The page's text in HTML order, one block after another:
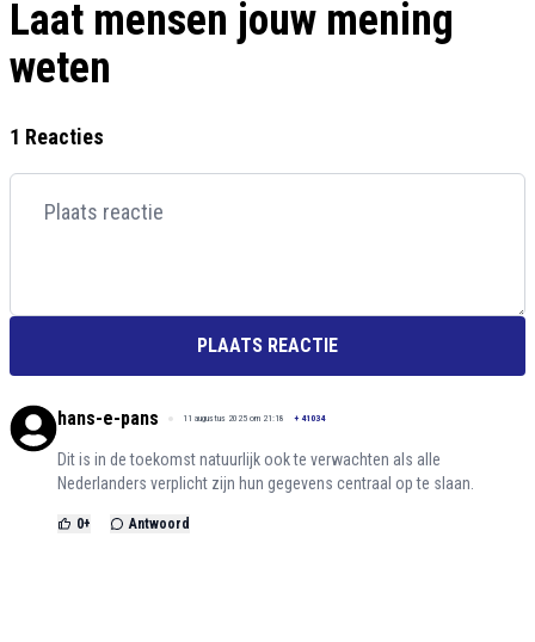
Laat mensen jouw mening
weten
1 Reacties
PLAATS REACTIE
hans-e-pans 11 augustus 2025 om 21:18 + 41034
Dit is in de toekomst natuurlijk ook te verwachten als alle
Nederlanders verplicht zijn hun gegevens centraal op te slaan.
0+ Antwoord